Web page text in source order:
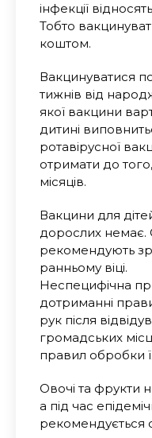
інфекції
Тобто
коштом.
Вакцинуватися
тижнів від
якої вакцини
дитині
ротавірусної
отримати до
місяців.
Вакцини для
дорослих
рекомендують
ранньому віці.
Неспецифічна
дотриманні
рук після
громадських
правил обробки
Овочі та фрукти
а під час
рекомендується